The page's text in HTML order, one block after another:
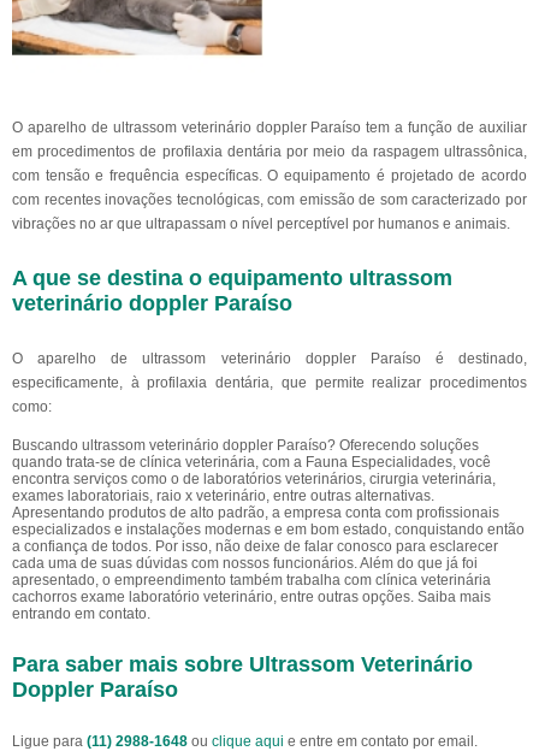
O aparelho de ultrassom veterinário doppler Paraíso tem a função de auxiliar
em procedimentos de profilaxia dentária por meio da raspagem ultrassônica,
com tensão e frequência específicas. O equipamento é projetado de acordo
com recentes inovações tecnológicas, com emissão de som caracterizado por
vibrações no ar que ultrapassam o nível perceptível por humanos e animais.
A que se destina o equipamento ultrassom
veterinário doppler Paraíso
O aparelho de ultrassom veterinário doppler Paraíso é destinado,
especificamente, à profilaxia dentária, que permite realizar procedimentos
como:
Buscando ultrassom veterinário doppler Paraíso? Oferecendo soluções
quando trata-se de clínica veterinária, com a Fauna Especialidades, você
encontra serviços como o de laboratórios veterinários, cirurgia veterinária,
exames laboratoriais, raio x veterinário, entre outras alternativas.
Apresentando produtos de alto padrão, a empresa conta com profissionais
especializados e instalações modernas e em bom estado, conquistando então
a confiança de todos. Por isso, não deixe de falar conosco para esclarecer
cada uma de suas dúvidas com nossos funcionários. Além do que já foi
apresentado, o empreendimento também trabalha com clínica veterinária
cachorros exame laboratório veterinário, entre outras opções. Saiba mais
entrando em contato.
Para saber mais sobre Ultrassom Veterinário
Doppler Paraíso
Ligue para (11) 2988-1648 ou clique aqui e entre em contato por email.